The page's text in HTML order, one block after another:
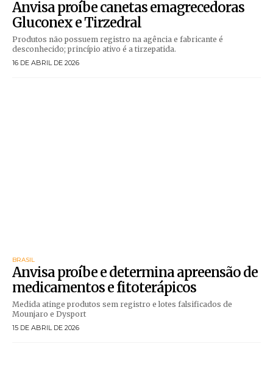
Anvisa proíbe canetas emagrecedoras
Gluconex e Tirzedral
Produtos não possuem registro na agência e fabricante é
desconhecido; princípio ativo é a tirzepatida.
16 DE ABRIL DE 2026
BRASIL
Anvisa proíbe e determina apreensão de
medicamentos e fitoterápicos
Medida atinge produtos sem registro e lotes falsificados de
Mounjaro e Dysport
15 DE ABRIL DE 2026